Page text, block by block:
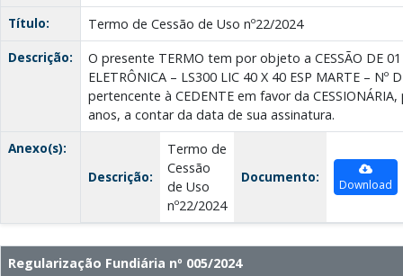
Título:
Termo de Cessão de Uso nº22/2024
Descrição:
O presente TERMO tem por objeto a CESSÃO DE
ELETRÔNICA – LS300 LIC 40 X 40 ESP MARTE – Nº
pertencente à CEDENTE em favor da
anos, a contar da data de sua assinatura.
Anexo(s):
Descrição:
Termo de
Cessão
de Uso
nº22/2024
Documento: Download
Regularização Fundiária nº 005/2024